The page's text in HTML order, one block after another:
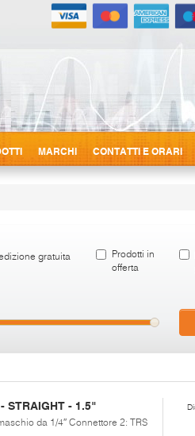
MARCHI CONTATTI E ORARI
gratuita
Prodotti in
offerta
STRAIGHT - 1.5"
da 1/4″ Connettore 2: TRS